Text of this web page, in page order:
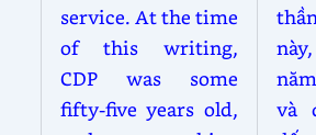
service. At the time
of this writing,
CDP was some
fifty-five years old,
và